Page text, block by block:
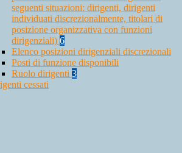
seguenti situazioni: dirigenti, dirigenti
individuati discrezionalmente, titolari di
posizione organizzativa con funzioni
dirigenziali) 6
Elenco posizioni dirigenziali discrezionali
Posti di funzione disponibili
Ruolo dirigenti 3
cessati